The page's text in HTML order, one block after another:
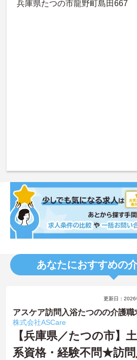
兵庫県たつの市龍野町島田667
あなたにおすすめの
更新日：
アスケア訪問入浴たつのの介護職
株式会社ASCare
【兵庫県／たつの市】
系資格・経験不問★訪